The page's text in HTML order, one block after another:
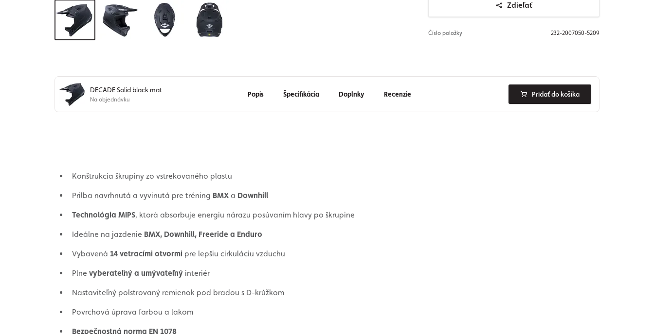
Zdieľať
Číslo položky 232-2007050-5209
DECADE Solid black mat
Na objednávku
Popis Špecifikácia Doplnky Recenzie Pridať do košíka
Konštrukcia škrupiny zo vstrekovaného plastu
Prilba navrhnutá a vyvinutá pre tréning BMX a Downhill
Technológia MIPS, ktorá absorbuje energiu nárazu posúvaním hlavy po škrupine
Ideálne na jazdenie BMX, Downhill, Freeride a Enduro
Vybavená 14 vetracími otvormi pre lepšiu cirkuláciu vzduchu
Plne vyberateľný a umývateľný interiér
Nastaviteľný polstrovaný remienok pod bradou s D-krúžkom
Povrchová úprava farbou a lakom
Bezpečnostná norma EN 1078